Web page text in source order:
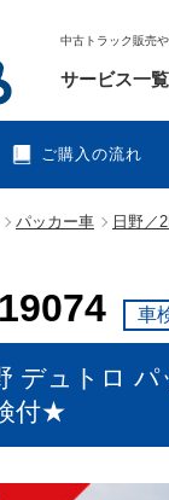
中古トラック販売
ご購入の流れ
サービス一覧
パッカー車 日野／
車
デュトロ
付★